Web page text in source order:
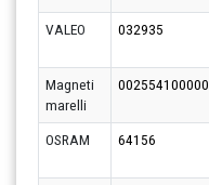
VALEO
032935
Magneti
marelli
002554100000
OSRAM 64156